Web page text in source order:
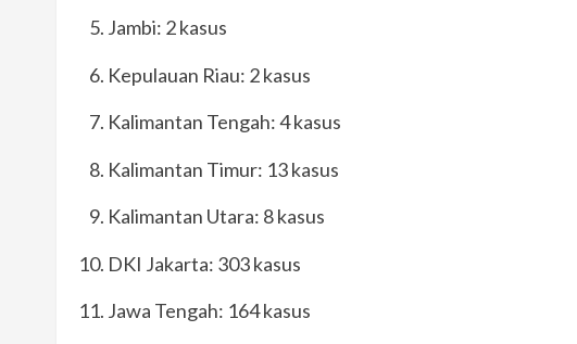
Jambi: 2 kasus
Kepulauan Riau: 2 kasus
Kalimantan Tengah: 4 kasus
Kalimantan Timur: 13 kasus
Kalimantan Utara: 8 kasus
DKI Jakarta: 303 kasus
Jawa Tengah: 164 kasus